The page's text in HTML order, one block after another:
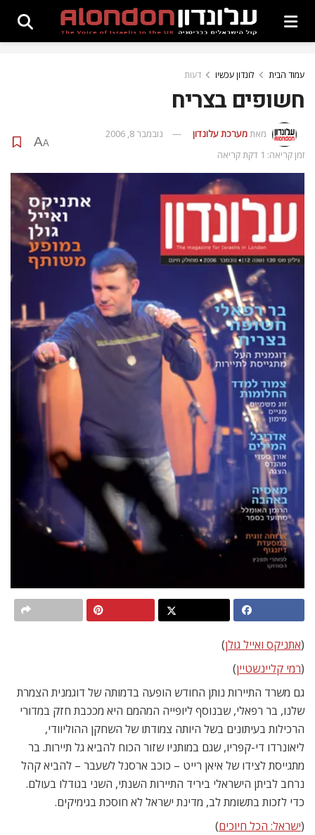
עמוד הבית לונדון עכשיו דעות
חשופים בצריח
מאתמערכת עלונדון
נובמבר 8, 2006
זמן קריאה: 1 דקת קריאה
A
A
(אתניקס ואייל גולן)
(רמי קליינשטיין)
גם משרד התיירות נותן החודש הופעה בדמותה של דוגמנית הצמרת
שלנו, בר רפאלי, שבנוסף ליופייה המהמם היא מככבת חזק במדורי
הרכילות בעיתונים בשל היותה צמודתו של השחקן ההוליוודי,
ליאונרדו די-קפריו, שגם במותניו שזור הכוח להביא גל תיירות. בר
מתגייסת לצידו של איאן רייט – כוכב ארסנל לשעבר – להביא קהל
נרחב לביתן הישראלי ביריד התיירות השנתי, השני בגודלו בעולם.
כדי לזכות בתשומת לב, מדינת ישראל לא חוסכת בגימיקים.
(ישראל: הכל חיוכים)